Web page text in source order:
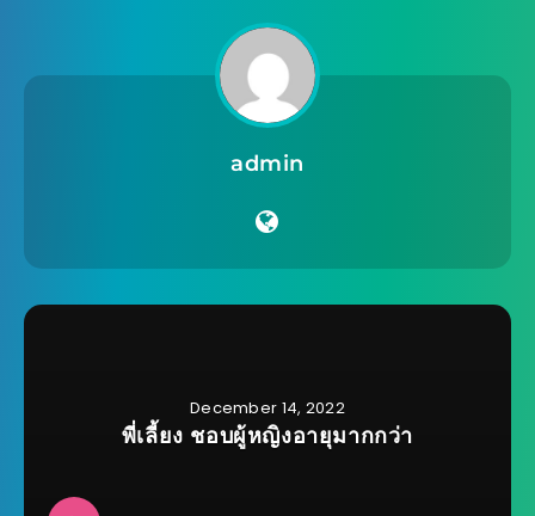
admin
December 14, 2022
พี่เลี้ยง ชอบผู้หญิงอายุมากกว่า